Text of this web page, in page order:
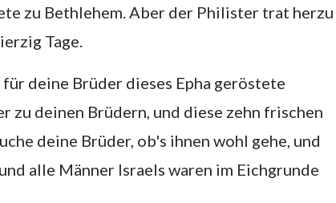
zu Bethlehem. Aber der Philister trat herzu
Tage.
deine Brüder dieses Epha geröstete
zu deinen Brüdern, und diese zehn frischen
deine Brüder, ob's ihnen wohl gehe, und
alle Männer Israels waren im Eichgrunde